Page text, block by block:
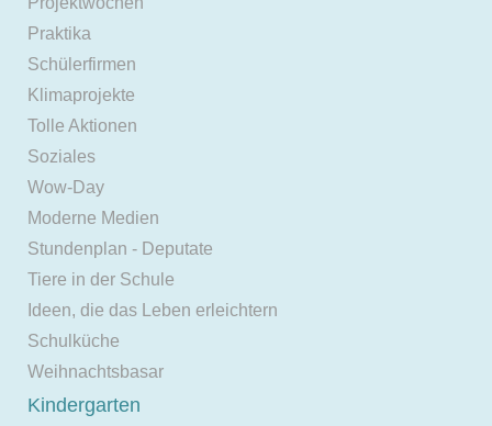
Praktika
Schülerfirmen
Klimaprojekte
Tolle Aktionen
Soziales
Wow-Day
Moderne Medien
Stundenplan - Deputate
Tiere in der Schule
Ideen, die das Leben erleichtern
Schulküche
Weihnachtsbasar
Kindergarten